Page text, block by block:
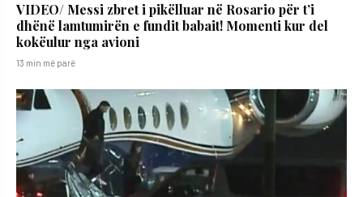
VIDEO/ Messi zbret i pikëlluar në Rosario për t’i
dhënë lamtumirën e fundit babait! Momenti kur del
kokëulur nga avioni
13 min më parë